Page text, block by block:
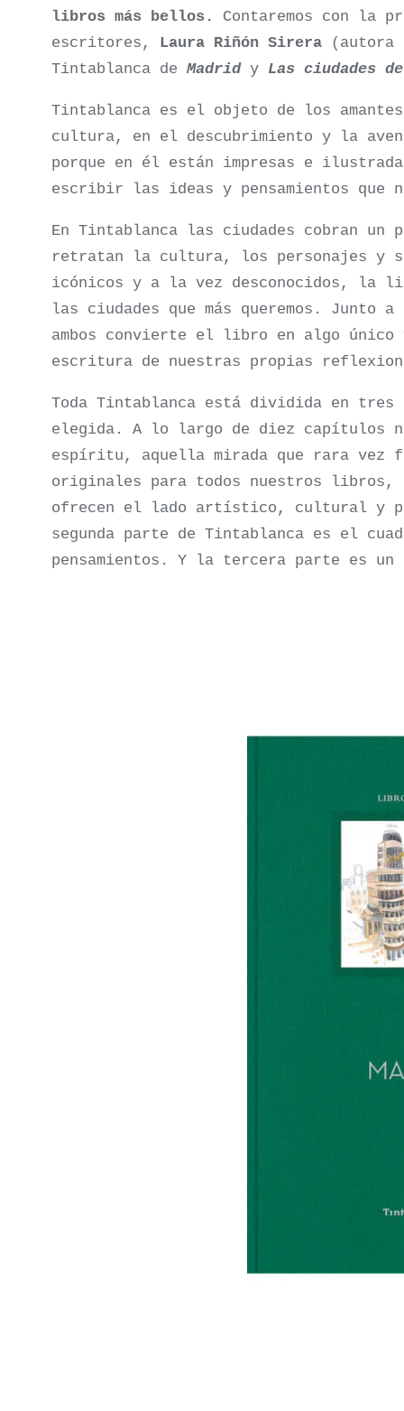
libros más bellos.
Contaremos con la
escritores, Laura Riñón Sirera (autora
Tintablanca de Madridy Las ciudades de
Tintablanca es el objeto de los
cultura, en el descubrimiento y la
porque en él están impresas e
escribir las ideas y pensamientos que
En Tintablanca las ciudades cobran un
retratan la cultura, los personajes y
icónicos y a la vez desconocidos, la
las ciudades que más queremos.
ambos convierte el libro en algo
escritura de nuestras propias
Toda Tintablanca está dividida en
elegida. A lo largo de diez capítulos
espíritu, aquella mirada que rara
originales para todos nuestros libros,
ofrecen el lado artístico, cultural y
segunda parte de Tintablanca es el
pensamientos. Y la tercera parte es